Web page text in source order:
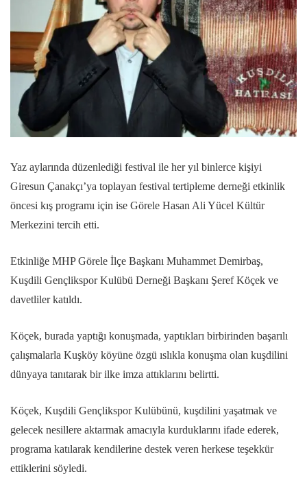
Yaz aylarında düzenlediği festival ile her yıl binlerce kişiyi
Giresun Çanakçı’ya toplayan festival tertipleme derneği etkinlik
öncesi kış programı için ise Görele Hasan Ali Yücel Kültür
Merkezini tercih etti.
Etkinliğe MHP Görele İlçe Başkanı Muhammet Demirbaş,
Kuşdili Gençlikspor Kulübü Derneği Başkanı Şeref Köçek ve
davetliler katıldı.
Köçek, burada yaptığı konuşmada, yaptıkları birbirinden başarılı
çalışmalarla Kuşköy köyüne özgü ıslıkla konuşma olan kuşdilini
dünyaya tanıtarak bir ilke imza attıklarını belirtti.
Köçek, Kuşdili Gençlikspor Kulübünü, kuşdilini yaşatmak ve
gelecek nesillere aktarmak amacıyla kurduklarını ifade ederek,
programa katılarak kendilerine destek veren herkese teşekkür
ettiklerini söyledi.